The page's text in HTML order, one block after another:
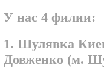
У нас 4 филии:
1. Шулявка
Довженко (м.